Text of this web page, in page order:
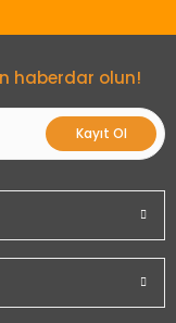
haberdar olun!
Kayıt Ol